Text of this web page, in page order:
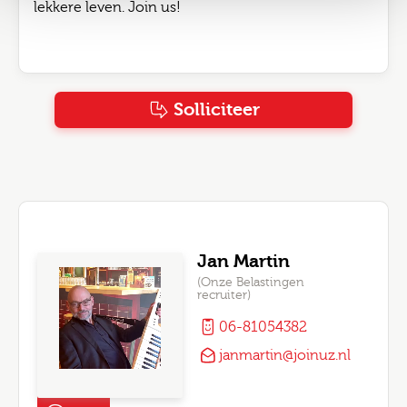
lekkere leven. Join us!
Solliciteer
Jan Martin
(Onze Belastingen
recruiter)
06-81054382
janmartin@joinuz.nl